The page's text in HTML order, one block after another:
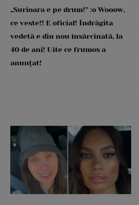
„Surioara e pe drum!” :o Wooow,
ce veste!! E oficial! Îndrăgita
vedetă e din nou însărcinată, la
40 de ani! Uite ce frumos a
anunțat!